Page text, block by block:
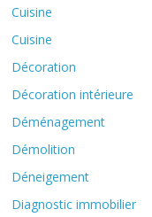
Cuisine
Cuisine
Décoration
Décoration intérieure
Déménagement
Démolition
Déneigement
Diagnostic immobilier